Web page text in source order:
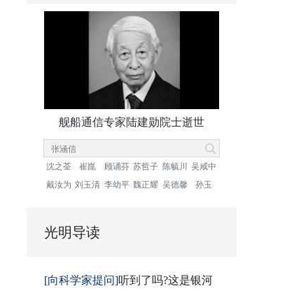
舰船通信专家陆建勋院士逝世
沈之荃 崔崑 顾诵芬 苏哲子 陈毓川
吴咸中
戴汝为 刘玉清 李幼平 魏正耀 吴德馨 孙玉
光明导读
[向科学家提问]听到了吗?这是银河